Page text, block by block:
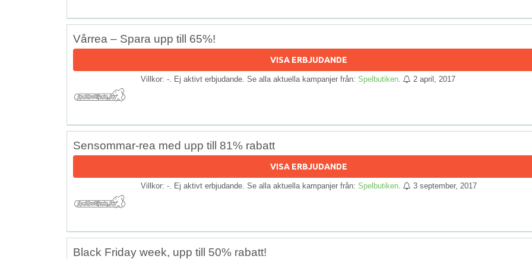
Vårrea – Spara upp till 65%!
VISA ERBJUDANDE
Villkor: -. Ej aktivt erbjudande. Se alla aktuella kampanjer från: Spelbutiken 2 april, 2017
Sensommar-rea med upp till 81% rabatt
VISA ERBJUDANDE
Villkor: -. Ej aktivt erbjudande. Se alla aktuella kampanjer från: Spelbutiken 3 september, 2017
Black Friday week, upp till 50% rabatt!